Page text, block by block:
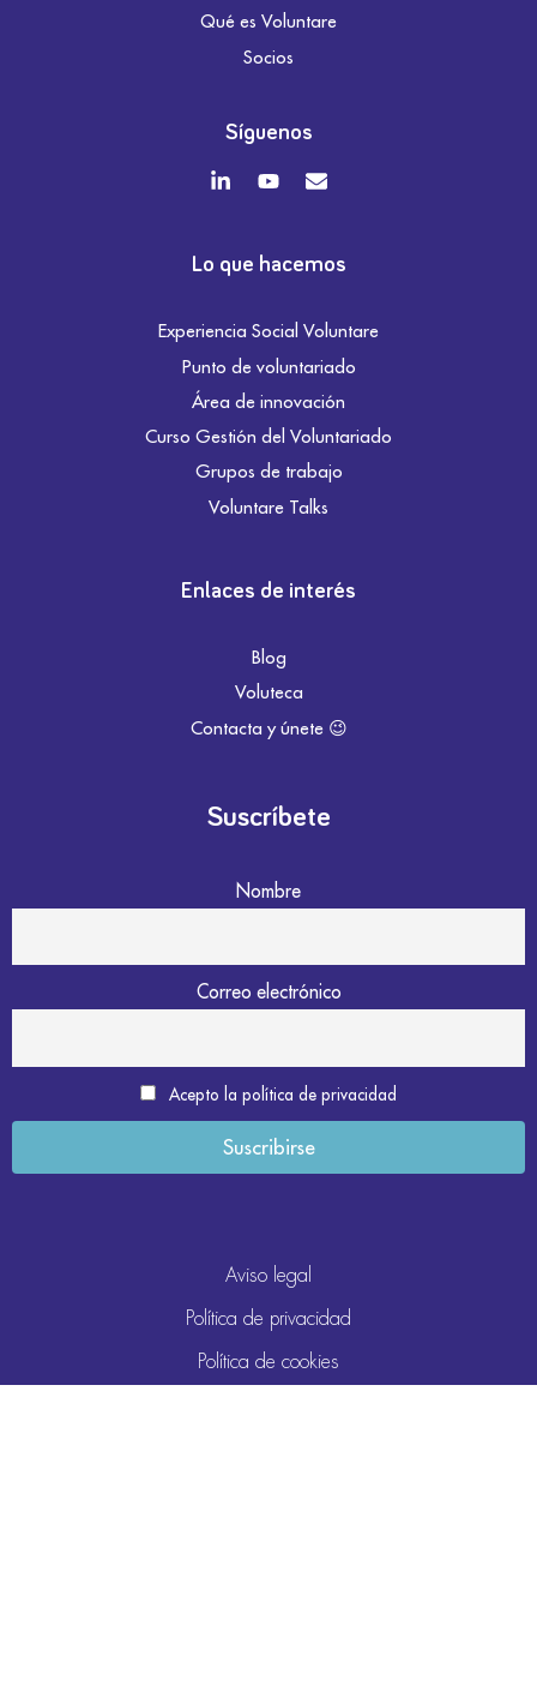
Qué es Voluntare
Socios
Síguenos
Lo que hacemos
Experiencia Social Voluntare
Punto de voluntariado
Área de innovación
Curso Gestión del Voluntariado
Grupos de trabajo
Voluntare Talks
Enlaces de interés
Blog
Voluteca
Contacta y únete 😉
Suscríbete
Nombre
Correo electrónico
Acepto la política de privacidad
Aviso legal
Política de privacidad
Política de cookies